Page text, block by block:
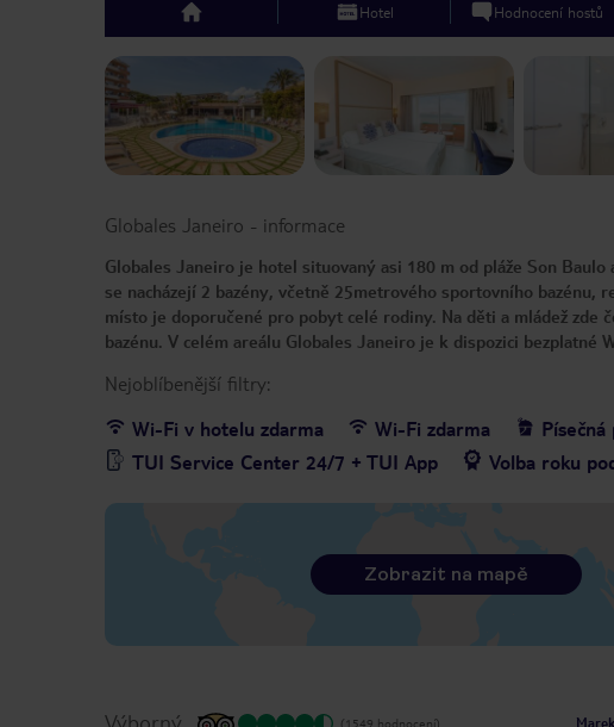
top Hotel Hodnocení hostů
Globales Janeiro - informace
Globales Janeiro je hotel situovaný asi 180 m od pláže Son
se nacházejí 2 bazény, včetně 25metrového sportovního bazénu,
místo je doporučené pro pobyt celé rodiny. Na děti a mládež
bazénu. V celém areálu Globales Janeiro je k dispozici bezplatné
Nejoblíbenější filtry:
Wi-Fi v hotelu zdarma
Wi-Fi zdarma Písečná
TUI Service Center 24/7 + TUI App
Volba roku
Zobrazit na mapě
(1549 hodnocení)